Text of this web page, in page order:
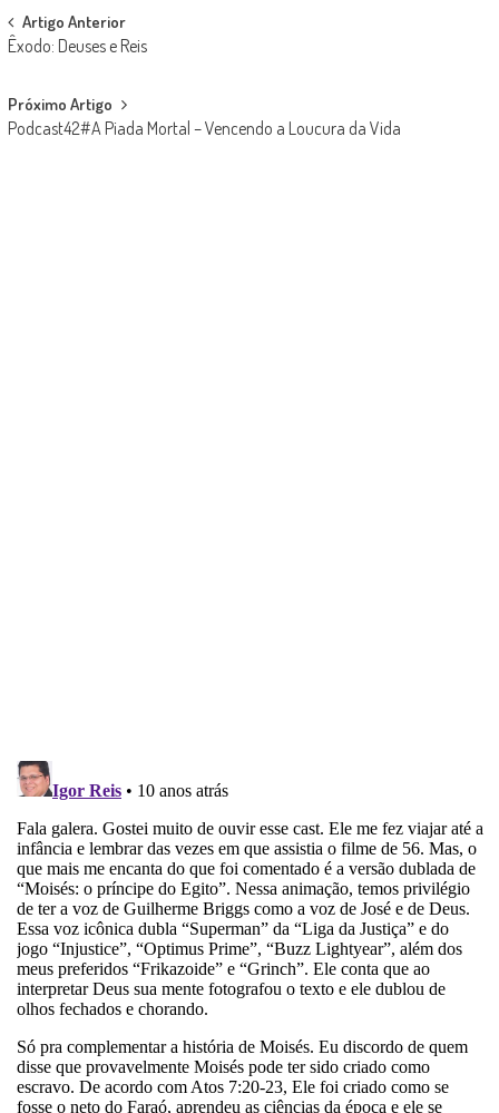
Post
navigation
Artigo Anterior
Êxodo: Deuses e Reis
Próximo Artigo
Podcast42#A Piada Mortal – Vencendo a Loucura da Vida